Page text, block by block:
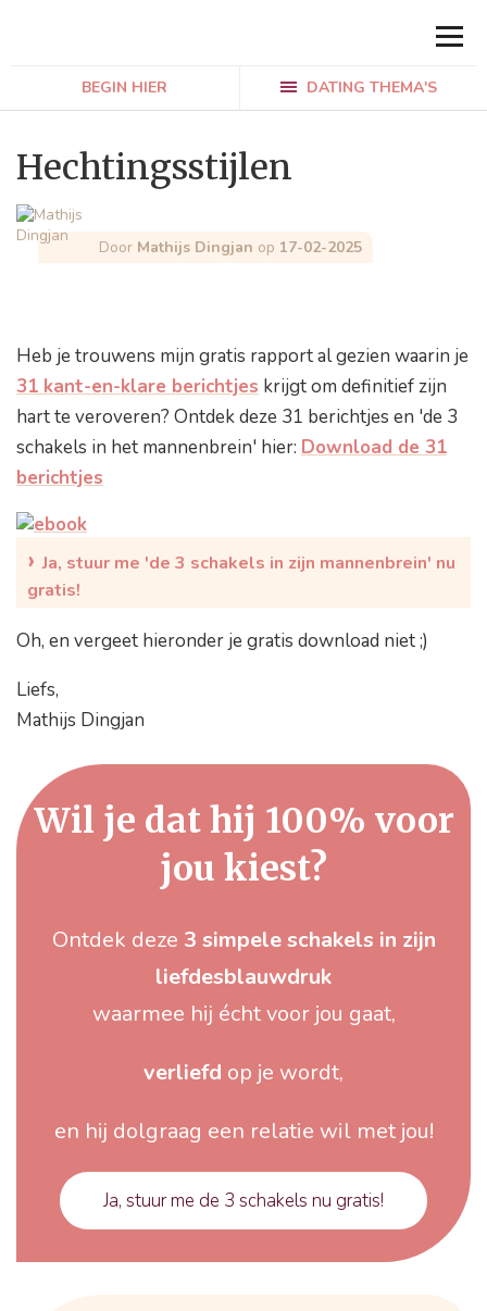
BEGIN HIER DATING THEMA'S
Hechtingsstijlen
Door Mathijs Dingjan op 17-02-2025
Heb je trouwens mijn gratis rapport al gezien waarin je
31 kant-en-klare berichtjes krijgt om definitief zijn
hart te veroveren? Ontdek deze 31 berichtjes en 'de 3
schakels in het mannenbrein' hier: Download de 31
berichtjes
›Ja, stuur me 'de 3 schakels in zijn mannenbrein' nu
gratis!
Oh, en vergeet hieronder je gratis download niet ;)
Liefs,
Mathijs Dingjan
Wil je dat hij 100% voor
jou kiest?
Ontdek deze 3 simpele schakels in zijn
liefdesblauwdruk
waarmee hij écht voor jou gaat,
verliefd op je wordt,
en hij dolgraag een relatie wil met jou!
Ja, stuur me de 3 schakels nu gratis!